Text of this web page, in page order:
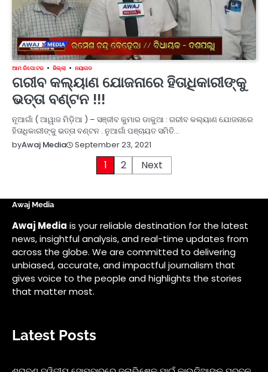
ଆମ ରିପୋଟର ଜିଲ୍ଲା ନୟାଗଡ
ଗରୀବ କଲ୍ୟାଣ ଯୋଜନାରେ ହିତାଧିକାରୀଙ୍କୁ
ଭତ୍ତା ବଣ୍ଟନ !!!
ନୂଆଗାଁ ( ଆୱାଜ ମିଡ଼ିଆ ) – ସଞ୍ଜୀବ କୁମାର ଡାକୁଆ : ଗରୀବ କଲ୍ୟାଣ ଯୋଜନାରେ
ହିତାଧିକାରୀଙ୍କୁ ଭତ୍ତା ବଣ୍ଟନ . ନୁଆଗାଁ ପଞ୍ଚାୟତ ସମିତି…
byAwaj Media September 23, 2021
1 2 Next
Awaj Media
Awaj Media is your reliable destination for the latest
news, insightful analysis, and real-time updates from
across the globe. We are committed to delivering
unbiased, accurate, and impactful journalism that
gives voice to the people and highlights the stories
that matter most.
Latest Posts